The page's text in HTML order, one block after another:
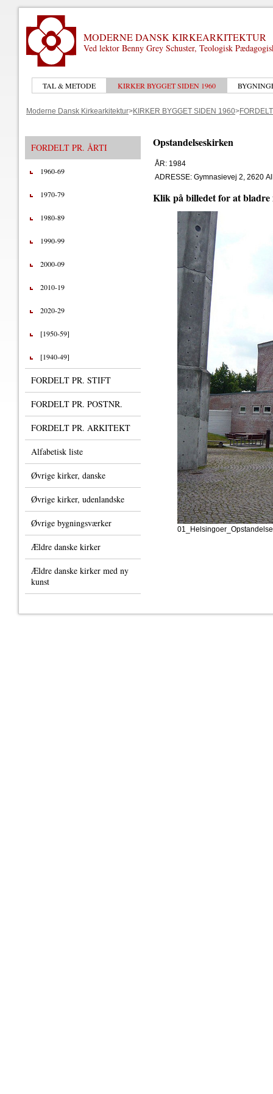
MODERNE DANSK KIRKEARKITEKTUR
Ved lektor Benny Grey Schuster, Teologisk
TAL & METODE KIRKER BYGGET SIDEN 1960
Moderne Dansk Kirkearkitektur>KIRKER BYGGET SIDEN 1960>
FORDELT PR. ÅRTI
1960-69
1970-79
1980-89
1990-99
2000-09
2010-19
2020-29
[1950-59]
[1940-49]
FORDELT PR. STIFT
FORDELT PR. POSTNR.
FORDELT PR. ARKITEKT
Alfabetisk liste
Øvrige kirker, danske
Øvrige kirker, udenlandske
Øvrige bygningsværker
Ældre danske kirker
Ældre danske kirker med ny
kunst
Opstandelseskirken
ÅR: 1984
ADRESSE: Gymnasievej 2, 2620
Klik på billedet for at bladre